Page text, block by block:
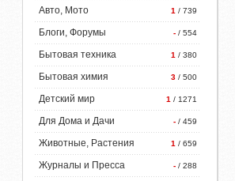
1 / 739
Авто, Мото
- / 554
Блоги, Форумы
1 / 380
Бытовая техника
3 / 500
Бытовая химия
1 / 1271
Детский мир
- / 459
Для Дома и Дачи
1 / 659
Животные, Растения
- / 288
Журналы и Пресса